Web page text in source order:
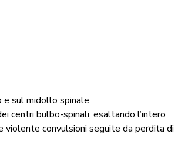
e sul midollo spinale.
centri bulbo-spinali, esaltando l’intero
violente convulsioni seguite da perdita di